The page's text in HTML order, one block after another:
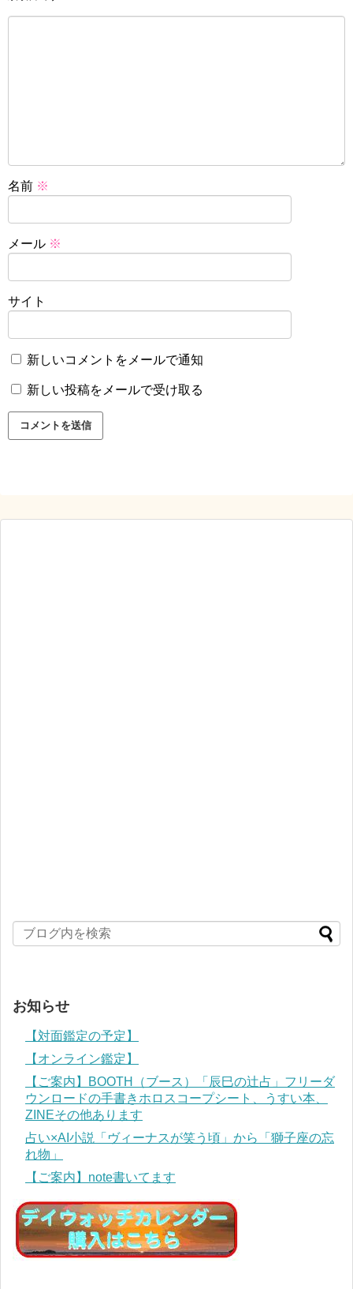
名前 ※
メール ※
サイト
新しいコメントをメールで通知
新しい投稿をメールで受け取る
お知らせ
【対面鑑定の予定】
【オンライン鑑定】
【ご案内】BOOTH（ブース）「辰巳の辻占」フリーダ
ウンロードの手書きホロスコープシート、うすい本、
ZINEその他あります
占い×AI小説「ヴィーナスが笑う頃」から「獅子座の忘
れ物」
【ご案内】note書いてます